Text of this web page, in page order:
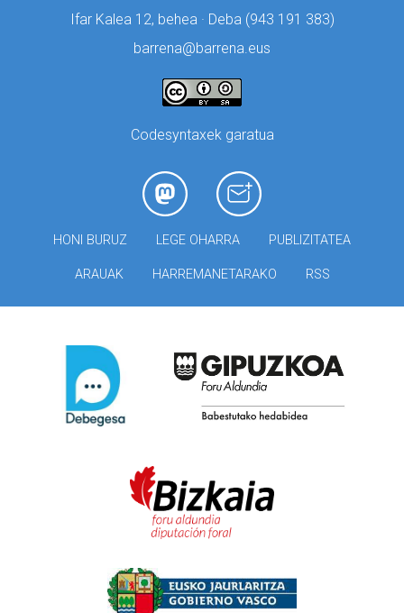
Ifar Kalea 12, behea · Deba (943 191 383)
barrena@barrena.eus
Codesyntaxek garatua
HONI BURUZ LEGE OHARRA PUBLIZITATEA
ARAUAK HARREMANETARAKO RSS